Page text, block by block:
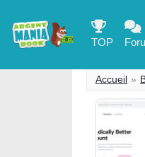
TOP
Accueil